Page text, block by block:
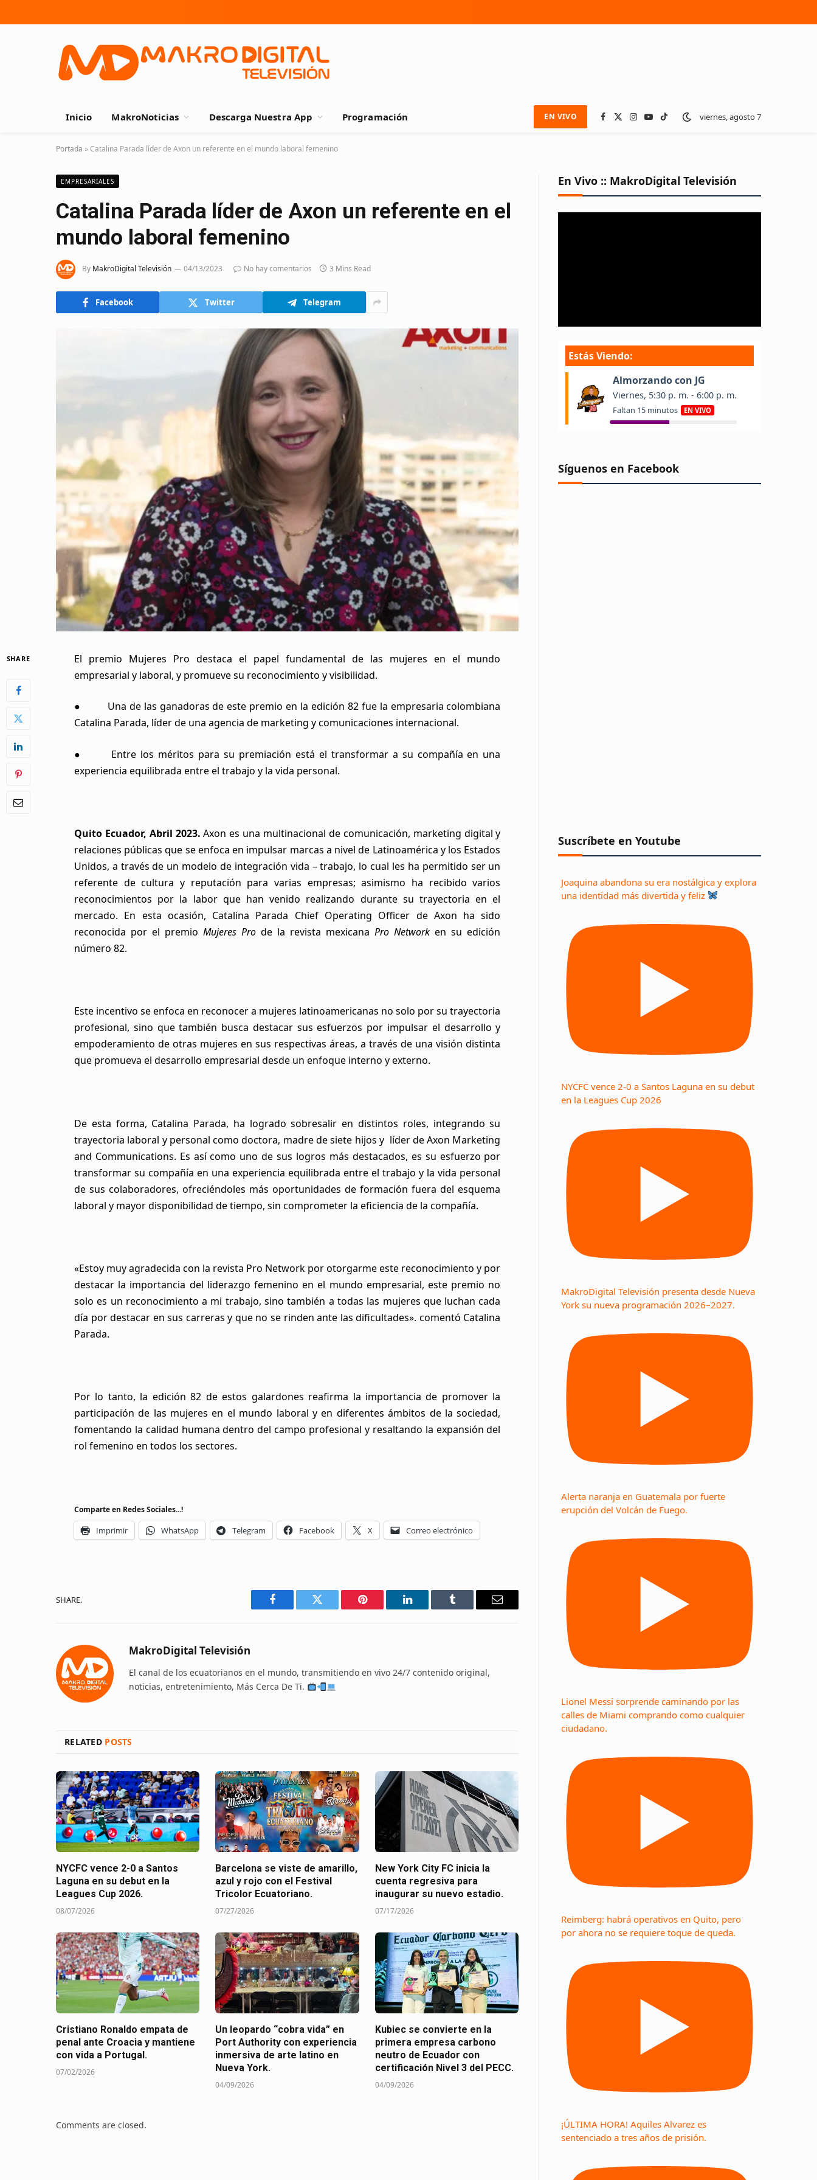
Inicio MakroNoticias Descarga Nuestra App Programación EN VIVO Facebook
X
Instagram
YouTube
TikTok viernes, agosto 7
Portada »Catalina Parada líder de Axon un referente en el mundo laboral femenino
EMPRESARIALES
Catalina Parada líder de Axon un referente en el
mundo laboral femenino
By MakroDigital Televisión 04/13/2023 No hay comentarios 3 Mins Read
Facebook Twitter Telegram
SHARE
El premio Mujeres Pro destaca el papel fundamental de las mujeres en el mundo
empresarial y laboral, y promueve su reconocimiento y visibilidad.
● Una de las ganadoras de este premio en la edición 82 fue la empresaria colombiana
Catalina Parada, líder de una agencia de marketing y comunicaciones internacional.
● Entre los méritos para su premiación está el transformar a su compañía en una
experiencia equilibrada entre el trabajo y la vida personal.
Quito Ecuador, Abril 2023.Axon es una multinacional de comunicación, marketing digital y
relaciones públicas que se enfoca en impulsar marcas a nivel de Latinoamérica y los Estados
Unidos, a través de un modelo de integración vida – trabajo, lo cual les ha permitido ser un
referente de cultura y reputación para varias empresas; asimismo ha recibido varios
reconocimientos por la labor que han venido realizando durante su trayectoria en el
mercado. En esta ocasión, Catalina Parada Chief Operating Officer de Axon ha sido
reconocida por el premioMujeres Pro de la revista mexicanaPro Networken su edición
número 82.
Este incentivo se enfoca en reconocer a mujeres latinoamericanas no solo por su trayectoria
profesional, sino que también busca destacar sus esfuerzos por impulsar el desarrollo y
empoderamiento de otras mujeres en sus respectivas áreas, a través de una visión distinta
que promueva el desarrollo empresarial desde un enfoque interno y externo.
De esta forma, Catalina Parada, ha logrado sobresalir en distintos roles, integrando su
trayectoria laboral y personal como doctora, madre de siete hijos y líder de Axon Marketing
and Communications. Es así como uno de sus logros más destacados, es su esfuerzo por
transformar su compañía en una experiencia equilibrada entre el trabajo y la vida personal
de sus colaboradores, ofreciéndoles más oportunidades de formación fuera del esquema
laboral y mayor disponibilidad de tiempo, sin comprometer la eficiencia de la compañía.
«Estoy muy agradecida con la revista Pro Network por otorgarme este reconocimiento y por
destacar la importancia del liderazgo femenino en el mundo empresarial, este premio no
solo es un reconocimiento a mi trabajo, sino también a todas las mujeres que luchan cada
día por destacar en sus carreras y que no se rinden ante las dificultades». comentó Catalina
Parada.
Por lo tanto, la edición 82 de estos galardones reafirma la importancia de promover la
participación de las mujeres en el mundo laboral y en diferentes ámbitos de la sociedad,
fomentando la calidad humana dentro del campo profesional y resaltando la expansión del
rol femenino en todos los sectores.
Comparte en Redes Sociales...!
Imprimir WhatsApp Telegram Facebook X Correo electrónico
SHARE.
Facebook Twitter Pinterest LinkedIn Tumblr Email
MakroDigital Televisión
El canal de los ecuatorianos en el mundo, transmitiendo en vivo 24/7 contenido original,
noticias, entretenimiento, Más Cerca De Ti.
RELATED POSTS
NYCFC vence 2-0 a Santos
Laguna en su debut en la
Leagues Cup 2026.
08/07/2026
Barcelona se viste de amarillo,
azul y rojo con el Festival
Tricolor Ecuatoriano.
07/27/2026
New York City FC inicia la
cuenta regresiva para
inaugurar su nuevo estadio.
07/17/2026
Cristiano Ronaldo empata de
penal ante Croacia y mantiene
con vida a Portugal.
07/02/2026
Un leopardo “cobra vida” en
Port Authority con experiencia
inmersiva de arte latino en
Nueva York.
04/09/2026
Kubiec se convierte en la
primera empresa carbono
neutro de Ecuador con
certificación Nivel 3 del PECC.
04/09/2026
Comments are closed.
En Vivo :: MakroDigital Televisión
Síguenos en Facebook
Suscríbete en Youtube
Joaquina abandona su era nostálgica y explora
una identidad más divertida y feliz
NYCFC vence 2-0 a Santos Laguna en su debut
en la Leagues Cup 2026
MakroDigital Televisión presenta desde Nueva
York su nueva programación 2026–2027.
Alerta naranja en Guatemala por fuerte
erupción del Volcán de Fuego.
Lionel Messi sorprende caminando por las
calles de Miami comprando como cualquier
ciudadano.
Reimberg: habrá operativos en Quito, pero
por ahora no se requiere toque de queda.
¡ÚLTIMA HORA! Aquiles Alvarez es
sentenciado a tres años de prisión.